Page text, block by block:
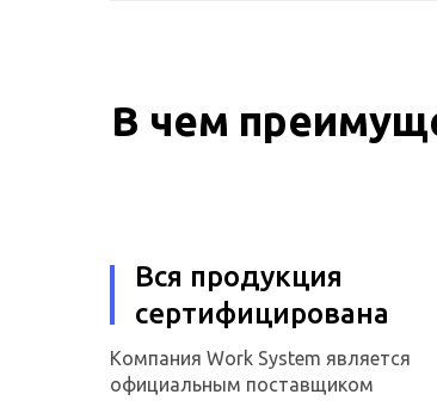
В чем
Вся продукция
сертифицирована
Компания Work System является
официальным поставщиком